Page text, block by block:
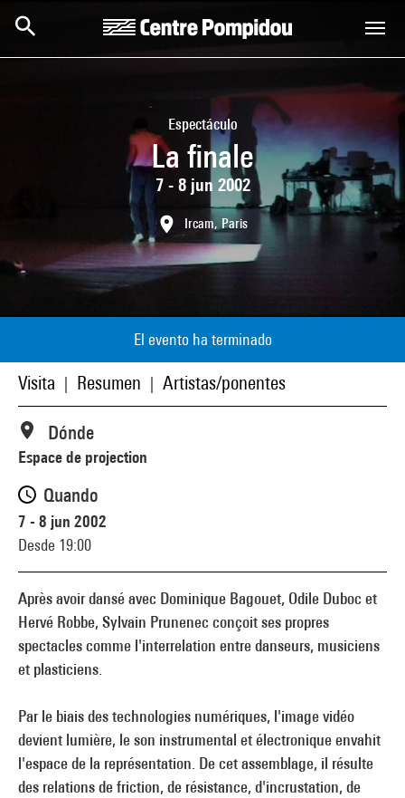
Espectáculo
La finale
7 - 8 jun 2002
Ircam, Paris
El evento ha terminado
Visita Resumen Artistas/ponentes
Après avoir dansé avec Dominique Bagouet, Odile Duboc et
Hervé Robbe, Sylvain Prunenec conçoit ses propres
spectacles comme l'interrelation entre danseurs, musiciens
et plasticiens.
Par le biais des technologies numériques, l'image vidéo
devient lumière, le son instrumental et électronique envahit
l'espace de la représentation. De cet assemblage, il résulte
des relations de friction, de résistance, d'incrustation, de
Dónde
Espace de projection
Quando
7 - 8 jun 2002
Desde 19:00